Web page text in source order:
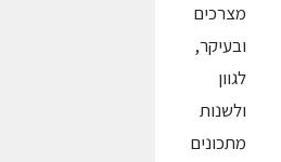
מצרכים
ובעיקר,
לגוון
ולשנות
מתכונים